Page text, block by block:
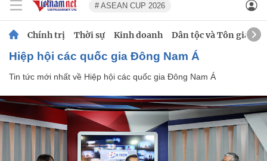
# ASEAN CUP 2026
Chính trị Thời sự Kinh doanh Dân tộc và Tôn giáo
Hiệp hội các quốc gia Đông Nam Á
Tin tức mới nhất về Hiệp hội các quốc gia Đông Nam Á